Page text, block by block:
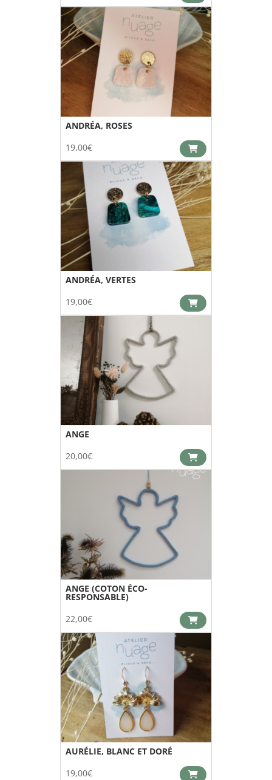
ANDRÉA, ROSES
19,00€
ANDRÉA, VERTES
19,00€
ANGE
20,00€
ANGE (COTON ÉCO-
RESPONSABLE)
22,00€
AURÉLIE, BLANC ET DORÉ
19,00€